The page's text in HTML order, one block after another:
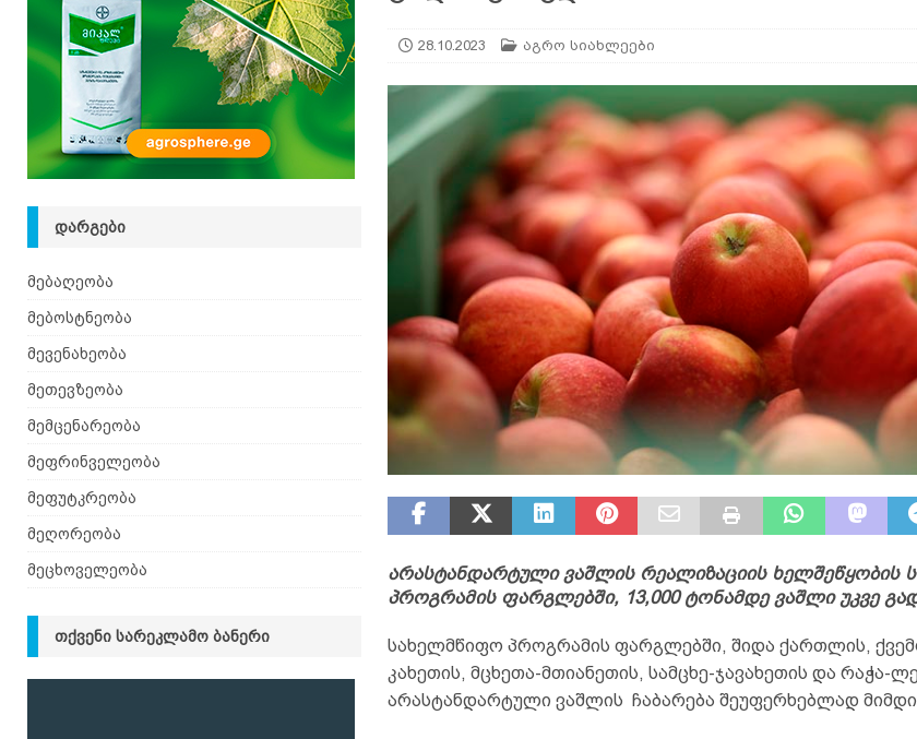
[ 05.08.2026 ] ხალხური მეთოდებით ფილტვების გაწმენდა მწეველებისთვის
28.10.2023 აგრო სიახლეები
არასტანდარტული ვაშლის რეალიზაციის ხელშეწყობის
პროგრამის ფარგლებში, 13,000 ტონამდე ვაშლი უკვე
სახელმწიფო პროგრამის ფარგლებში, შიდა ქართლის,
კახეთის, მცხეთა-მთიანეთის, სამცხე-ჯავახეთის და რაჭა-
არასტანდარტული ვაშლის ჩაბარება შეუფერხებლად
ᲓᲐᲠᲒᲔᲑᲘ
მებაღეობა
მებოსტნეობა
მევენახეობა
მეთევზეობა
მემცენარეობა
მეფრინველეობა
მეფუტკრეობა
მეღორეობა
მეცხოველეობა
ᲗᲥᲕᲔᲜᲘ ᲡᲐᲠᲔᲙᲚᲐᲛᲝ ᲑᲐᲜᲔᲠᲘ